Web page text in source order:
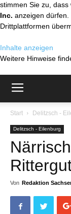
stimmen Sie zu,
Inc. anzeigen
Drittplattformen
Inhalte anzeigen
Weitere Hinweise
Start Delitzsch -
Delitzsch - Eilenburg
Von Redaktion